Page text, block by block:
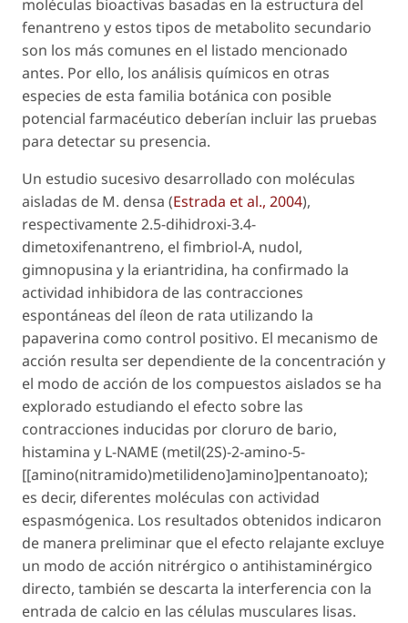
moléculas bioactivas basadas en la estructura del
fenantreno y estos tipos de metabolito secundario
son los más comunes en el listado mencionado
antes. Por ello, los análisis químicos en otras
especies de esta familia botánica con posible
potencial farmacéutico deberían incluir las pruebas
para detectar su presencia.
Un estudio sucesivo desarrollado con moléculas
aisladas de M. densa (Estrada et al., 2004),
respectivamente 2.5-dihidroxi-3.4-
dimetoxifenantreno, el fimbriol-A, nudol,
gimnopusina y la eriantridina, ha confirmado la
actividad inhibidora de las contracciones
espontáneas del íleon de rata utilizando la
papaverina como control positivo. El mecanismo de
acción resulta ser dependiente de la concentración y
el modo de acción de los compuestos aislados se ha
explorado estudiando el efecto sobre las
contracciones inducidas por cloruro de bario,
histamina y L-NAME (metil(2S)-2-amino-5-
[[amino(nitramido)metilideno]amino]pentanoato);
es decir, diferentes moléculas con actividad
espasmógenica. Los resultados obtenidos indicaron
de manera preliminar que el efecto relajante excluye
un modo de acción nitrérgico o antihistaminérgico
directo, también se descarta la interferencia con la
entrada de calcio en las células musculares lisas.